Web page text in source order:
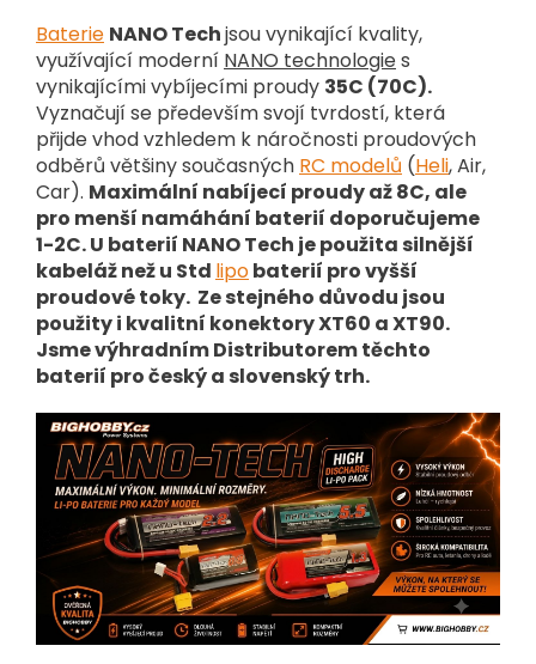
Baterie NANO Techjsou vynikající kvality,
využívající moderní NANO technologies
vynikajícími vybíjecími proudy 35C (70C).
Vyznačují se především svojí tvrdostí, která
přijde vhod vzhledem k náročnosti proudových
odběrů většiny současných RC modelů (Heli, Air,
Car). Maximální nabíjecí proudy až 8C, ale
pro menší namáhání baterií doporučujeme
1-2C. U baterií NANO Tech je použita silnější
kabeláž než u Std lipobaterií pro vyšší
proudové toky. Ze stejného důvodu jsou
použity i kvalitní konektory XT60 a XT90.
Jsme výhradním Distributorem těchto
baterií pro český a slovenský trh.